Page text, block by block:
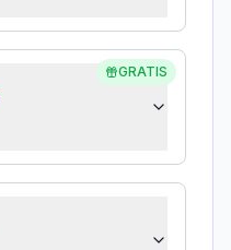
GRATIS